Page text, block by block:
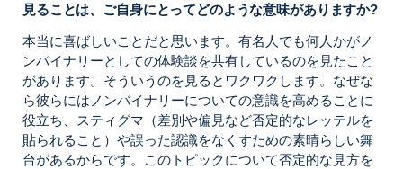
見ることは、ご自身にとってどのような意味がありますか?
本当に喜ばしいことだと思います。有名人でも何人かがノ
ンバイナリーとしての体験談を共有しているのを見たこと
があります。そういうのを見るとワクワクします。なぜな
ら彼らにはノンバイナリーについての意識を高めることに
役立ち、スティグマ（差別や偏見など否定的なレッテルを
貼られること）や誤った認識をなくすための素晴らしい舞
台があるからです。このトピックについて否定的な見方を